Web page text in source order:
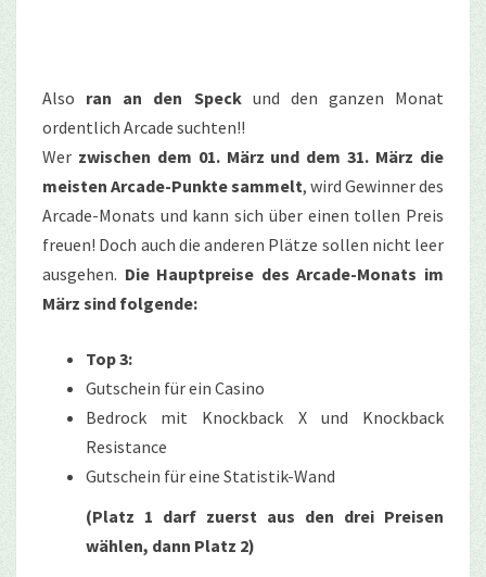
Also ran an den Speckund den ganzen Monat
ordentlich Arcade suchten!!
Wer zwischen dem 01. März und dem 31. März die
meisten Arcade-Punkte sammelt, wird Gewinner des
Arcade-Monats und kann sich über einen tollen Preis
freuen! Doch auch die anderen Plätze sollen nicht leer
ausgehen. Die Hauptpreise des Arcade-Monats im
März sind folgende:
Top 3:
Gutschein für ein Casino
Bedrock mit Knockback X und Knockback
Resistance
Gutschein für eine Statistik-Wand
(Platz 1 darf zuerst aus den drei Preisen
wählen, dann Platz 2)